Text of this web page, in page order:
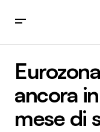
ancora
mese di